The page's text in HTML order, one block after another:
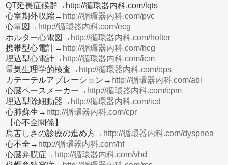
QT延長症候群→http://循環器内科.com/lqts
心室期外収縮→ http://循環器内科.com/pvc
心電図→ http://循環器内科.com/ecg
ホルター心電図→ http://循環器内科.com/holter
携帯型心電計→ http://循環器内科.com/hcg
埋込型心電計→ http://循環器内科.com/icm
電気生理学的検査→ http://循環器内科.com/eps
カテーテルアブレーション→ http://循環器内科.com/abl
心臓ペースメーカー→ http://循環器内科.com/cpm
埋込型除細動器→ http://循環器内科.com/icd
心肺蘇生→ http://循環器内科.com/cpr
【心不全関係】
息苦しさの診療の進め方→ http://循環器内科.com/dyspnea
心不全→ http://循環器内科.com/hf
心臓弁膜症→ http://循環器内科.com/vhd